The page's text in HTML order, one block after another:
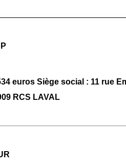
euros Siège social : 11 rue
RCS LAVAL